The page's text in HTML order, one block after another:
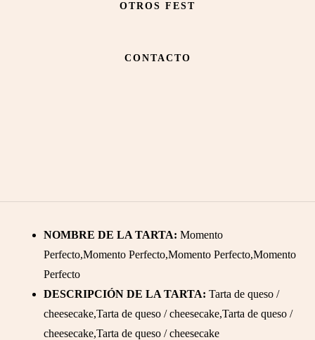
OTROS FEST
CONTACTO
NOMBRE DE LA TARTA: Momento
Perfecto,Momento Perfecto,Momento Perfecto,Momento
Perfecto
DESCRIPCIÓN DE LA TARTA: Tarta de queso /
cheesecake,Tarta de queso / cheesecake,Tarta de queso /
cheesecake,Tarta de queso / cheesecake